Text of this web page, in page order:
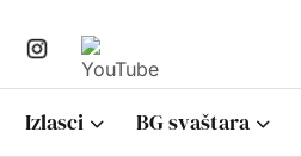
Izlasci BG svaštara